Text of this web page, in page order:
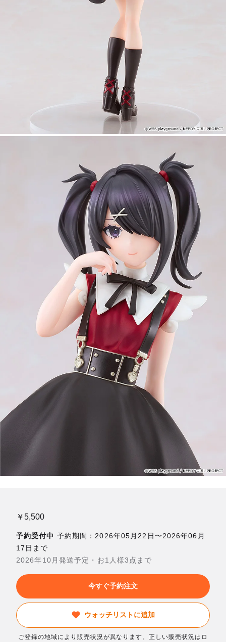
￥5,500
予約受付中 予約期間：2026年05月22日〜2026年06月
17日まで
2026年10月発送予定・お1人様3点まで
今すぐ予約注文
ウォッチリストに追加
ご登録の地域により販売状況が異なります。正しい販売状況はロ